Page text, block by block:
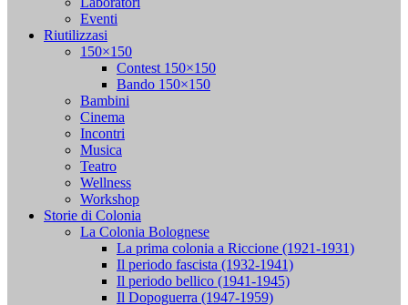
Eventi
Riutilizzasi
150×150
Contest 150×150
Bando 150×150
Bambini
Cinema
Incontri
Musica
Teatro
Wellness
Workshop
Storie di Colonia
La Colonia Bolognese
La prima colonia a Riccione (1921-1931)
Il periodo fascista (1932-1941)
Il periodo bellico (1941-1945)
Il Dopoguerra (1947-1959)